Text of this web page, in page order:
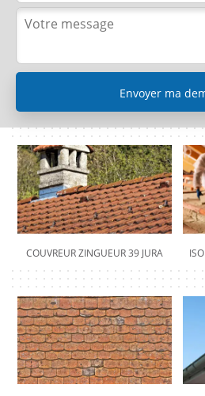
COUVREUR ZINGUEUR 39 JURA